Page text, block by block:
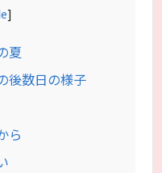
]
夏
後数日の様子
ら